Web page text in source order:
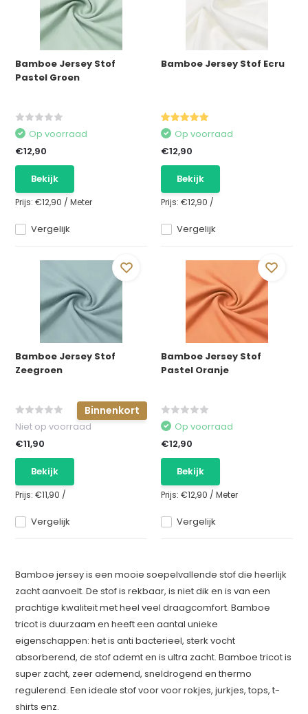
Bamboe Jersey Stof
Pastel Groen
Vergelijk
Op voorraad
€12,90
Bekijk
Prijs:€12,90 /Meter
Bamboe Jersey Stof Ecru
Vergelijk
Op voorraad
€12,90
Bekijk
Prijs: €12,90 /
Bamboe Jersey Stof
Zeegroen
Binnenkort
Vergelijk
Niet op voorraad
€11,90
Bekijk
Prijs:€11,90 /
Bamboe Jersey Stof
Pastel Oranje
Vergelijk
Op voorraad
€12,90
Bekijk
Prijs: €12,90 / Meter
Bamboe jersey is een mooie soepelvallende stof die heerlijk
zacht aanvoelt. De stof is rekbaar, is niet dik en is van een
prachtige kwaliteit met heel veel draagcomfort. Bamboe
tricot is duurzaam en heeft een aantal unieke
eigenschappen: het is anti bacterieel, sterk vocht
absorberend, de stof ademt en is ultra zacht. Bamboe tricot is
super zacht, zeer ademend, sneldrogend en thermo
regulerend. Een ideale stof voor voor rokjes, jurkjes, tops, t-
shirts enz.